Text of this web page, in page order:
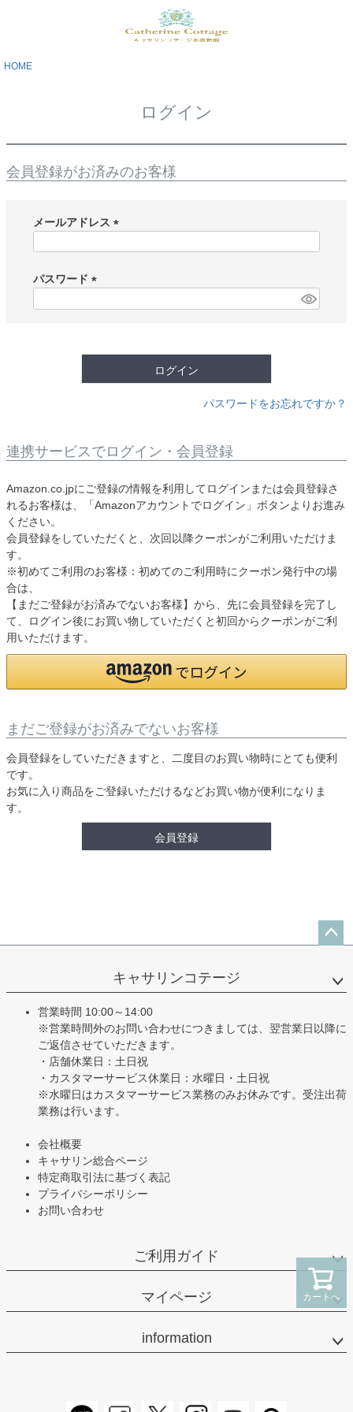
カートへ
HOME
ログイン
会員登録がお済みのお客様
メールアドレス
)
パスワード
ログイン
パスワードをお忘れですか？
連携サービスでログイン・会員登録
Amazon.co.jpにご登録の情報を利用してログインまたは会員登録さ
れるお客様は、「Amazonアカウントでログイン」ボタンよりお進み
ください。
会員登録をしていただくと、次回以降クーポンがご利用いただけま
す。
※初めてご利用のお客様：初めてのご利用時にクーポン発行中の場
合は、
【まだご登録がお済みでないお客様】から、先に会員登録を完了し
て、ログイン後にお買い物していただくと初回からクーポンがご利
用いただけます。
まだご登録がお済みでないお客様
会員登録をしていただきますと、二度目のお買い物時にとても便利
です。
お気に入り商品をご登録いただけるなどお買い物が便利になりま
す。
会員登録
ップ
キャサリンコテージ
営業時間 10:00～14:00
※営業時間外のお問い合わせにつきましては、翌営業日以降に
ご返信させていただきます。
・店舗休業日：土日祝
・カスタマーサービス休業日：水曜日・土日祝
※水曜日はカスタマーサービス業務のみお休みです。受注出荷
業務は行います。
会社概要
キャサリン総合ページ
特定商取引法に基づく表記
プライバシーポリシー
お問い合わせ
ご利用ガイド
マイページ
information